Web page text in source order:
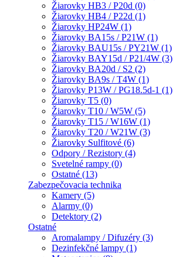
Žiarovky HB3 / P20d (0)
Žiarovky HB4 / P22d (1)
Žiarovky HP24W (1)
Žiarovky BA15s / P21W (1)
Žiarovky BAU15s / PY21W (1)
Žiarovky BAY15d / P21/4W (3)
Žiarovky BA20d / S2 (2)
Žiarovky BA9s / T4W (1)
Žiarovky P13W / PG18.5d-1 (1)
Žiarovky T5 (0)
Žiarovky T10 / W5W (5)
Žiarovky T15 / W16W (1)
Žiarovky T20 / W21W (3)
Žiarovky Sulfitové (6)
Odpory / Rezistory (4)
Svetelné rampy (0)
Ostatné (13)
Zabezpečovacia technika
Kamery (5)
Alarmy (0)
Detektory (2)
Ostatné
Aromalampy / Difuzéry (3)
Dezinfekčné lampy (1)